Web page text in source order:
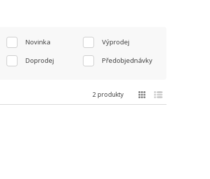
Novinka
Výprodej
Doprodej Předobjednávky
2 produkty